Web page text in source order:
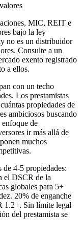
MIC, REIT e
bajo la ley
no es un distribuidor
Consulte a un
exento registrado
a ellos.
con un techo
Los prestamistas
propiedades de
ambiciosos buscando
enfoque de
ir más allá de
muchos
de 4-5 propiedades:
el DSCR de la
globales para 5+
20% de enganche
1.2+. Sin límite legal
del prestamista se